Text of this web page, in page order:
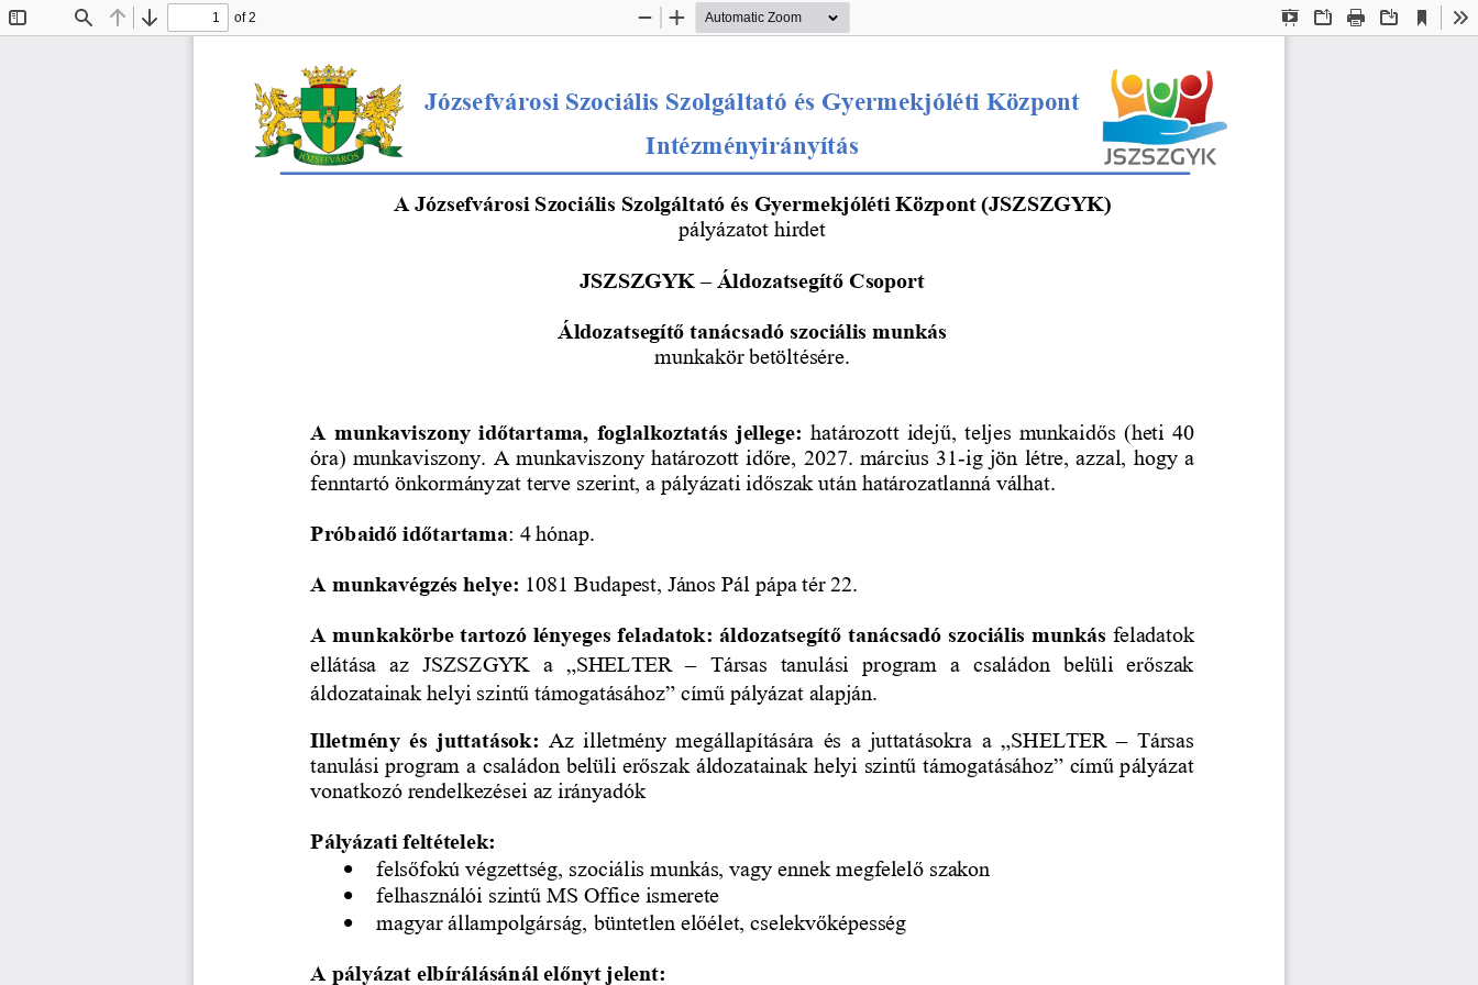
Find Previous
Next
of 2
Presentation
OpenPrint Download
Current
View
Zoom
Zoom
Józsefvárosi Szociális Szolgáltató és Gyermekjóléti Központ
Intézményirányítás
A Józsefvárosi Szociális Szolgáltató és Gyermekjóléti Központ (JSZSZGYK)
pályázatot hirdet
JSZSZGYK – Áldozatsegítő Csoport
Áldozatsegítő tanácsadó szociális munkás
munkakör betöltésére.
A munkaviszony időtartama, foglalkoztatás jellege: határozott idejű, teljes munkaidős (heti 40
óra) munkaviszony. A munkaviszony határozott időre, 2027. március 31-ig jön létre, azzal, hogy a
fenntartó önkormányzat terve szerint, a pályázati időszak után határozatlanná válhat.
Próbaidő időtartama: 4 hónap.
A munkavégzés helye: 1081 Budapest, János Pál pápa tér 22.
A munkakörbe tartozó lényeges feladatok: áldozatsegítő tanácsadó szociális munkás feladatok
ellátása  az
JSZSZGYK a „SHELTER – Társas  tanulási  program  a  családon  belüli  erőszak
áldozatainak helyi szintű támogatásához” című pályázat alapján.
Illetmény és juttatások: Az illetmény megállapítására és a juttatásokra a „SHELTER – Társas
tanulási program a családon belüli erőszak áldozatainak helyi szintű támogatásához” című pályázat
vonatkozó rendelkezései az irányadók
Pályázati feltételek:
•
felsőfokú végzettség , szociális munkás , vagy ennek megfelelő szakon
•
felhasználói szintű MS Office ismerete
•
magyar állampolgárság, büntetlen előélet, cselekvőképesség
A pályázat elbírálásánál előnyt jelent: